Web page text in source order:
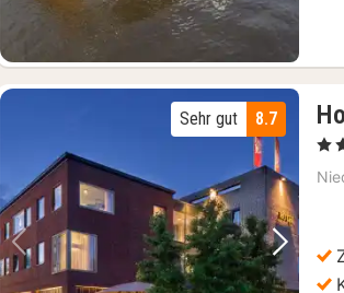
Vorheriges Bild
8.7
Sehr gut
, 4
Freilichtmuseum